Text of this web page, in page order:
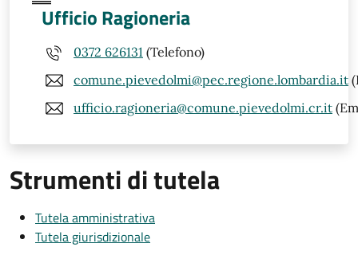
Ufficio Ragioneria
0372 626131 (Telefono)
comune.pievedolmi@pec.regione.lombardia.it
ufficio.ragioneria@comune.pievedolmi.cr.it
Strumenti di tutela
Tutela amministrativa
Tutela giurisdizionale